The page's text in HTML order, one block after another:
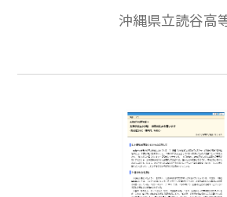
ーンごとに分類し、内容を要
てささやかな考察を試みてみ
沖縄県立読谷